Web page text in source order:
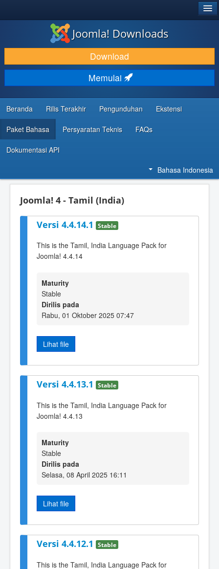
DOWNLOAD & KEMBANGKAN
TEMUKAN & PELAJARI
DUKUNGAN & KOMUNITAS
REFERENSI DEVELOPER
Joomla! Downloads
Download
Memulai
Beranda Rilis Terakhir Pengunduhan Ekstensi
Paket Bahasa Persyaratan Teknis FAQs
Dokumentasi API
Bahasa Indonesia
Joomla! 4 - Tamil (India)
Versi 4.4.14.1 Stable
This is the Tamil, India Language Pack for
Joomla! 4.4.14
Maturity
Stable
Dirilis pada
Rabu, 01 Oktober 2025 07:47
Lihat file
Versi 4.4.13.1 Stable
This is the Tamil, India Language Pack for
Joomla! 4.4.13
Maturity
Stable
Dirilis pada
Selasa, 08 April 2025 16:11
Lihat file
Versi 4.4.12.1 Stable
This is the Tamil, India Language Pack for